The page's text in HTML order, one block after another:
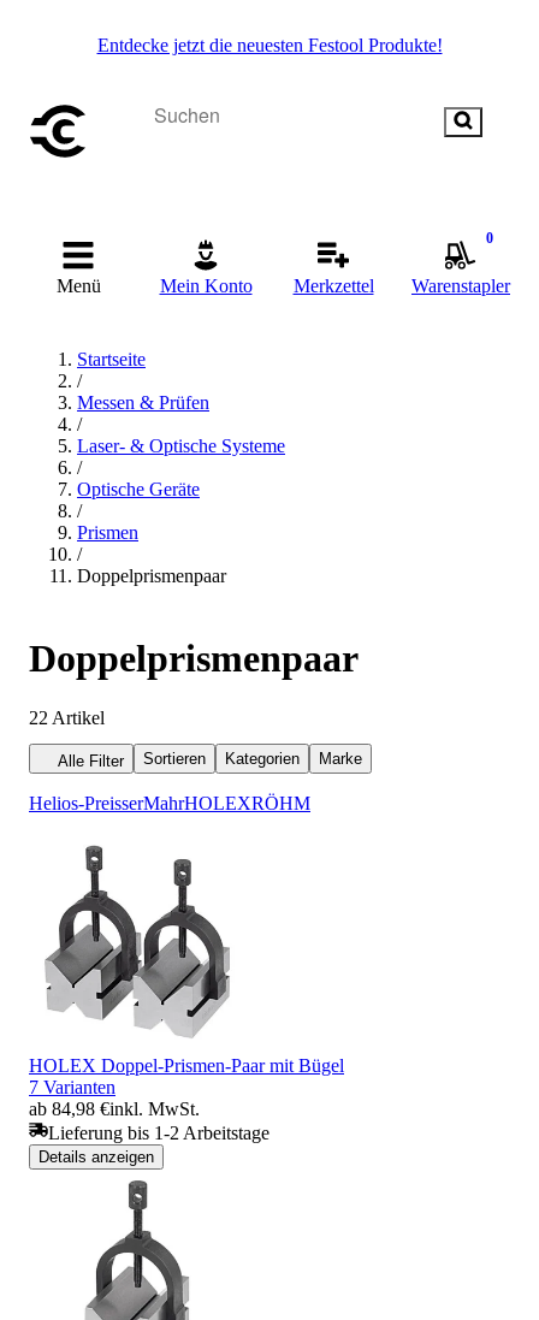
Entdecke jetzt die neuesten Festool Produkte!
Menü Mein Konto Merkzettel
0
Warenstapler
Startseite
/
Messen & Prüfen
/
Laser- & Optische Systeme
/
Optische Geräte
/
Prismen
/
Doppelprismenpaar
Doppelprismenpaar
22 Artikel
Alle Filter Sortieren Kategorien Marke
Helios-PreisserMahrHOLEXRÖHM
HOLEX Doppel-Prismen-Paar mit Bügel
7 Varianten
ab 84,98 €inkl. MwSt.
Lieferung bis 1-2 Arbeitstage
Details anzeigen